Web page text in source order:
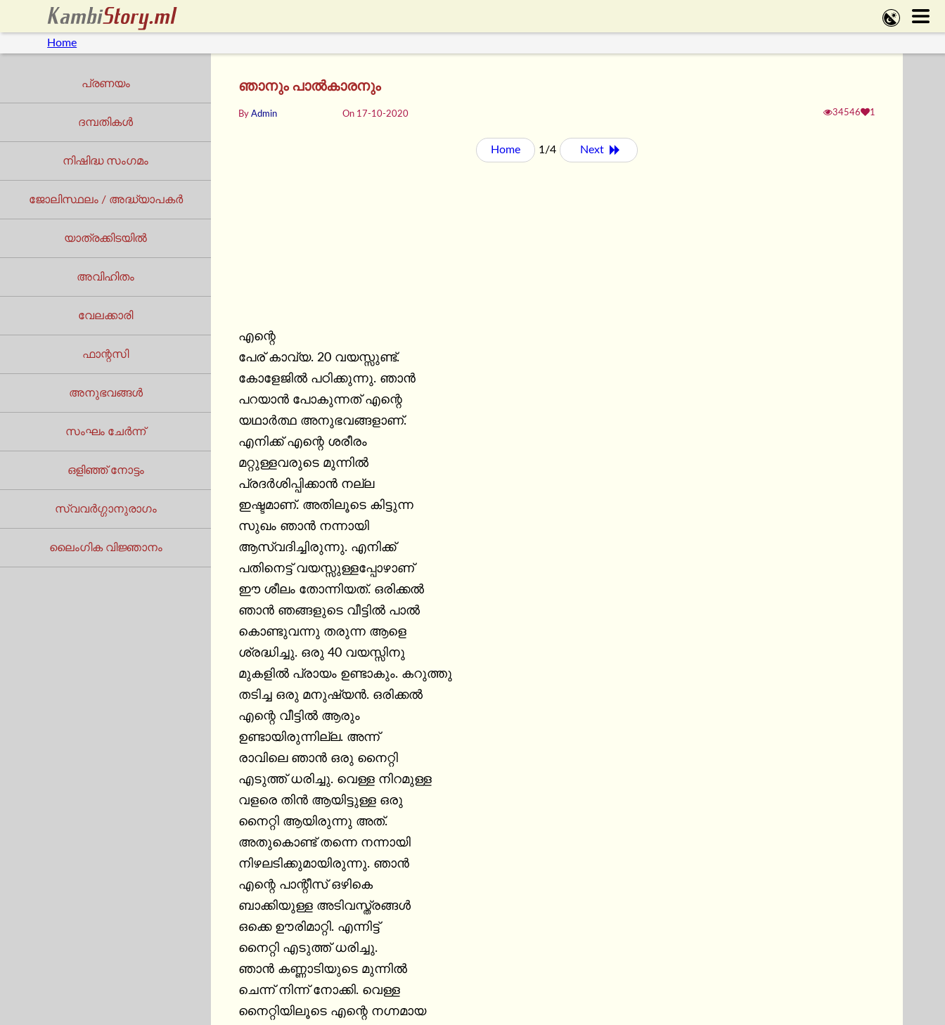
Home
പ്രണയം
ദമ്പതികൾ
നിഷിദ്ധ സംഗമം
ജോലിസ്ഥലം / അദ്ധ്യാപകർ
യാത്രക്കിടയില്‍
അവിഹിതം
വേലക്കാരി
ഫാന്റസി
അനുഭവങ്ങൾ
സംഘം ചേർന്ന്
ഒളിഞ്ഞ് നോട്ടം
സ്വവർഗ്ഗാനുരാഗം
ലൈംഗിക വിജ്ഞാനം
ഞാനും പാൽകാരനും
ByAdmin On 17-10-2020 34546 1
Home 1/4 Next
എന്റെ
പേര് കാവ്യ. 20 വയസ്സുണ്ട്.
കോളേജിൽ പഠിക്കുന്നു. ഞാൻ
പറയാൻ പോകുന്നത് എന്റെ
യഥാർത്ഥ അനുഭവങ്ങളാണ്.
എനിക്ക് എന്റെ ശരീരം
മറ്റുള്ളവരുടെ മുന്നിൽ
പ്രദർശിപ്പിക്കാൻ നല്ല
ഇഷ്ടമാണ്. അതിലൂടെ കിട്ടുന്ന
സുഖം ഞാൻ നന്നായി
ആസ്വദിച്ചിരുന്നു. എനിക്ക്
പതിനെട്ട് വയസ്സുള്ളപ്പോഴാണ്
ഈ ശീലം തോന്നിയത്. ഒരിക്കൽ
ഞാൻ ഞങ്ങളുടെ വീട്ടിൽ പാൽ
കൊണ്ടുവന്നു തരുന്ന ആളെ
ശ്രദ്ധിച്ചു. ഒരു 40 വയസ്സിനു
മുകളിൽ പ്രായം ഉണ്ടാകും. കറുത്തു
തടിച്ച ഒരു മനുഷ്യൻ. ഒരിക്കൽ
എന്റെ വീട്ടിൽ ആരും
ഉണ്ടായിരുന്നില്ല. അന്ന്
രാവിലെ ഞാൻ ഒരു നൈറ്റി
എടുത്ത് ധരിച്ചു. വെള്ള നിറമുള്ള
വളരെ തിൻ ആയിട്ടുള്ള ഒരു
നൈറ്റി ആയിരുന്നു അത്.
അതുകൊണ്ട് തന്നെ നന്നായി
നിഴലടിക്കുമായിരുന്നു. ഞാൻ
എന്റെ പാന്റീസ് ഒഴികെ
ബാക്കിയുള്ള അടിവസ്ത്രങ്ങൾ
ഒക്കെ ഊരിമാറ്റി. എന്നിട്ട്
നൈറ്റി എടുത്ത് ധരിച്ചു.
ഞാൻ കണ്ണാടിയുടെ മുന്നിൽ
ചെന്ന് നിന്ന് നോക്കി. വെള്ള
നൈറ്റിയിലൂടെ എന്റെ നഗ്നമായ